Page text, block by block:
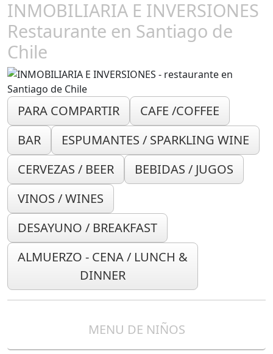
INMOBILIARIA E INVERSIONES
Restaurante en Santiago de
Chile
PARA COMPARTIR
CAFE /COFFEE
BAR
ESPUMANTES / SPARKLING WINE
CERVEZAS / BEER
BEBIDAS / JUGOS
VINOS / WINES
DESAYUNO / BREAKFAST
ALMUERZO - CENA / LUNCH &
DINNER
MENU DE NIÑOS